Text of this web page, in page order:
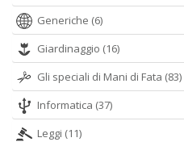
Generiche (6)
Giardinaggio (16)
Gli speciali di Mani di Fata (83)
Informatica (37)
Leggi (11)